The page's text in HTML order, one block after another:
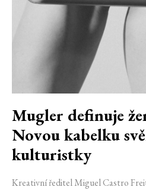
Mugler definuje
Novou kabelku
kulturistky
Kreativní ředitel Miguel Castro